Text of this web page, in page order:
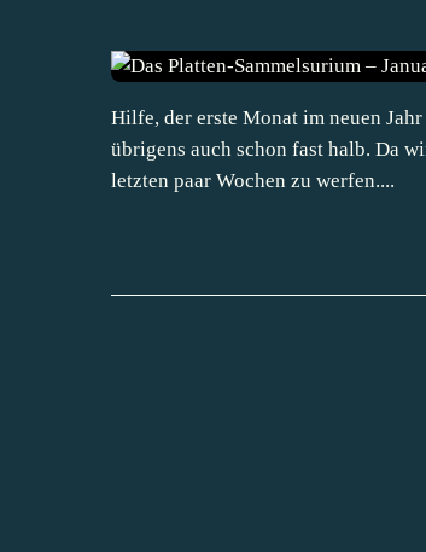
Hilfe, der erste Monat im neuen
übrigens auch schon fast halb. Da
letzten paar Wochen zu werfen....